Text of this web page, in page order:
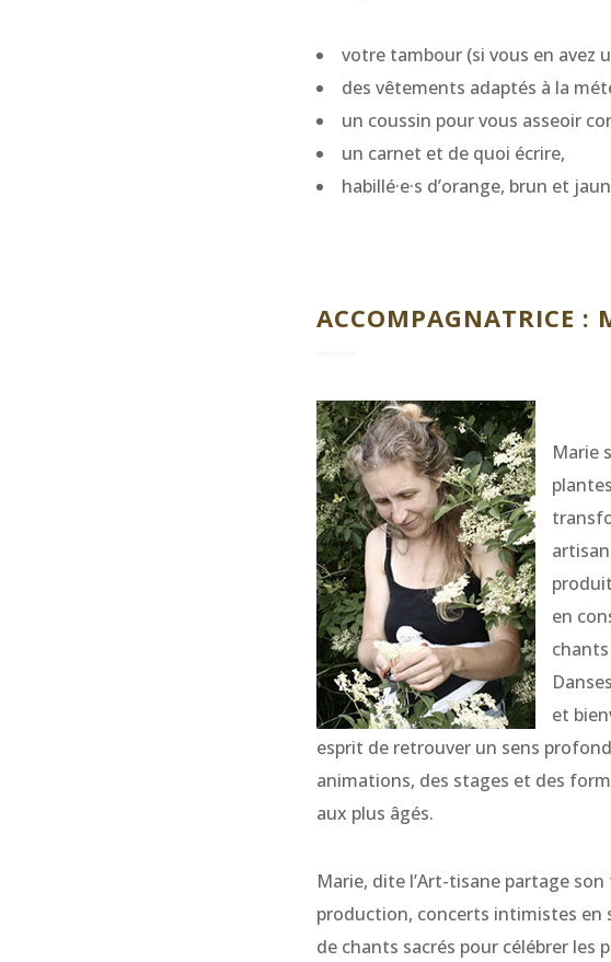
votre tambour (si vous en avez
des vêtements adaptés à la
un coussin pour vous asseoir
un carnet et de quoi écrire,
habillé·e·s d’orange, brun et
ACCOMPAGNATRICE :
Marie
en
et
esprit de retrouver un sens
animations, des stages et des
aux plus âgés.
Marie, dite l’Art-tisane partage
production, concerts intimistes en
de chants sacrés pour célébrer les